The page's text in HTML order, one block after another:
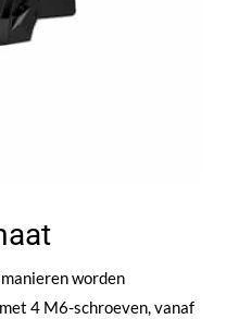
worden
4 M6-schroeven, vanaf